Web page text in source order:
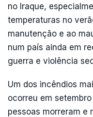
no Iraque,
temperaturas no
manutenção e ao
num país ainda em
guerra e violência
Um dos incêndios
ocorreu em
pessoas morreram e